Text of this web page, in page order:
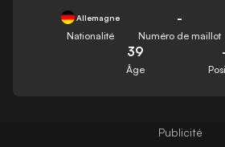
Allemagne
Nationalité
-
Numéro de maillot
39
Âge